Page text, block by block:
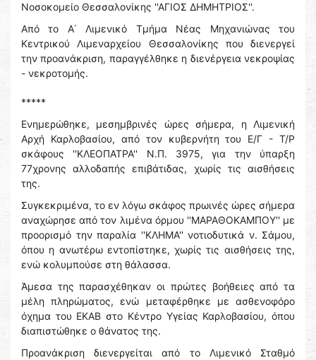
Νοσοκομείο Θεσσαλονίκης ''ΑΓΙΟΣ ΔΗΜΗΤΡΙΟΣ''.
Από το Α΄ Λιμενικό Τμήμα Νέας Μηχανιώνας του
Κεντρικού Λιμεναρχείου Θεσσαλονίκης που διενεργεί
την προανάκριση, παραγγέλθηκε η διενέργεια νεκροψίας
- νεκροτομής.
*****
Ενημερώθηκε, μεσημβρινές ώρες σήμερα, η Λιμενική
Αρχή Καρλοβασίου, από τον κυβερνήτη του Ε/Γ - Τ/Ρ
σκάφους ''ΚΛΕΟΠΑΤΡΑ'' Ν.Π. 3975, για την ύπαρξη
77χρονης αλλοδαπής επιβάτιδας, χωρίς τις αισθήσεις
της.
Συγκεκριμένα, το εν λόγω σκάφος πρωινές ώρες σήμερα
αναχώρησε από τον λιμένα όρμου ''ΜΑΡΑΘΟΚΑΜΠΟΥ'' με
προορισμό την παραλία ''ΚΛΗΜΑ'' νοτιοδυτικά ν. Σάμου,
όπου η ανωτέρω εντοπίστηκε, χωρίς τις αισθήσεις της,
ενώ κολυμπούσε στη θάλασσα.
Άμεσα της παρασχέθηκαν οι πρώτες βοήθειες από τα
μέλη πληρώματος, ενώ μεταφέρθηκε με ασθενοφόρο
όχημα του ΕΚΑΒ στο Κέντρο Υγείας Καρλοβασίου, όπου
διαπιστώθηκε ο θάνατος της.
Προανάκριση διενεργείται από το Λιμενικό Σταθμό